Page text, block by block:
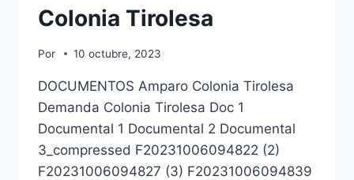
Colonia Tirolesa
Por 10 octubre, 2023
DOCUMENTOS Amparo Colonia Tirolesa
Demanda Colonia Tirolesa Doc 1
Documental 1 Documental 2 Documental
3_compressed F20231006094822 (2)
F20231006094827 (3) F20231006094839